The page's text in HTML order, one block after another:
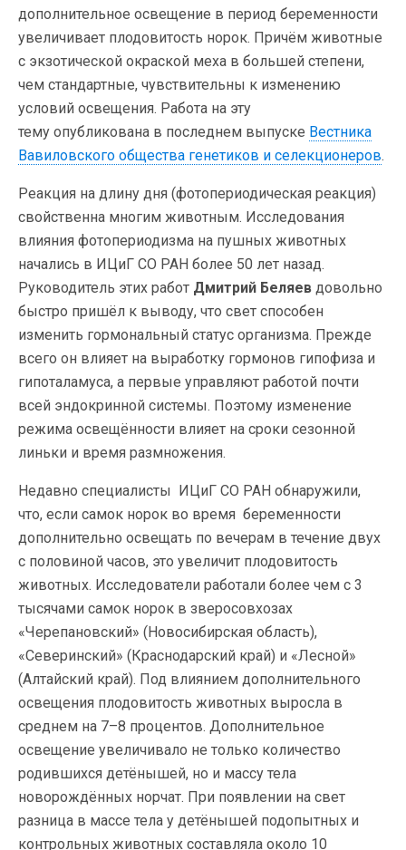
дополнительное освещение в период беременности
увеличивает плодовитость норок. Причём животные
с экзотической окраской меха в большей степени,
чем стандартные, чувствительны к изменению
условий освещения. Работа на эту
тему опубликована в последнем выпуске Вестника
Вавиловского общества генетиков и селекционеров.
Реакция на длину дня (фотопериодическая реакция)
свойственна многим животным. Исследования
влияния фотопериодизма на пушных животных
начались в ИЦиГ СО РАН более 50 лет назад.
Руководитель этих работ Дмитрий Беляев довольно
быстро пришёл к выводу, что свет способен
изменить гормональный статус организма. Прежде
всего он влияет на выработку гормонов гипофиза и
гипоталамуса, а первые управляют работой почти
всей эндокринной системы. Поэтому изменение
режима освещённости влияет на сроки сезонной
линьки и время размножения.
Недавно специалисты ИЦиГ СО РАН обнаружили,
что, если самок норок во время беременности
дополнительно освещать по вечерам в течение двух
с половиной часов, это увеличит плодовитость
животных. Исследователи работали более чем с 3
тысячами самок норок в зверосовхозах
«Черепановский» (Новосибирская область),
«Северинский» (Краснодарский край) и «Лесной»
(Алтайский край). Под влиянием дополнительного
освещения плодовитость животных выросла в
среднем на 7–8 процентов. Дополнительное
освещение увеличивало не только количество
родившихся детёнышей, но и массу тела
новорождённых норчат. При появлении на свет
разница в массе тела у детёнышей подопытных и
контрольных животных составляла около 10